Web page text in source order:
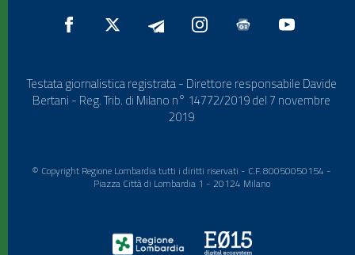
Testata giornalistica registrata - Direttore responsabile Davide
Bertani - Reg. Trib. di Milano n° 14772/2019 del 7 novembre
2019
© Copyright Regione Lombardia tutti i diritti riservati - C.F. 80050050154 -
Piazza Città di Lombardia 1 - 20124 Milano